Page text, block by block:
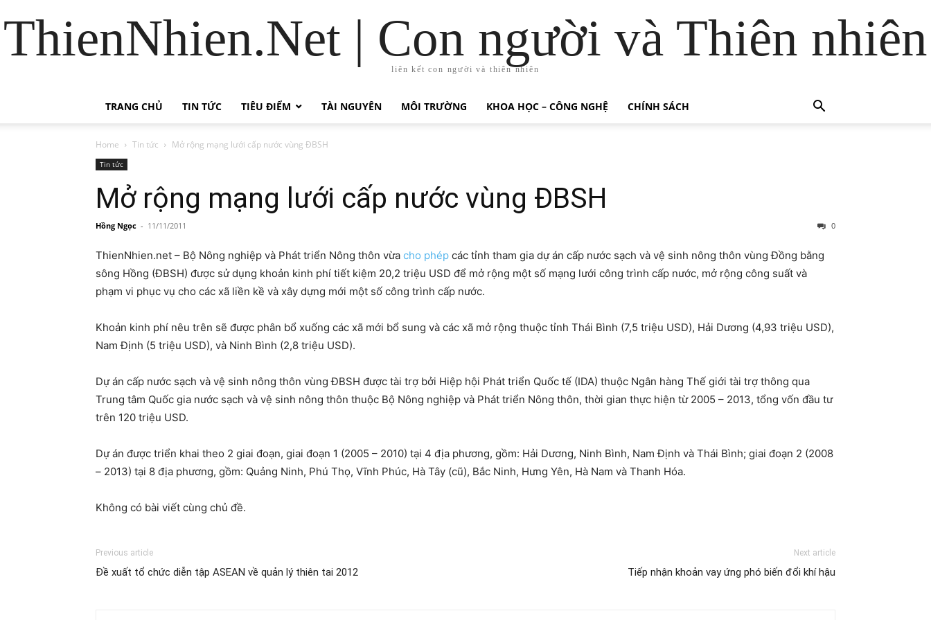
ThienNhien.Net | Con người và Thiên nhiên
liên kết con người và thiên nhiên
TRANG CHỦ TIN TỨC TIÊU ĐIỂM TÀI NGUYÊN MÔI TRƯỜNG KHOA HỌC – CÔNG NGHỆ CHÍNH SÁCH
Home Tin tức Mở rộng mạng lưới cấp nước vùng ĐBSH
Tin tức
Mở rộng mạng lưới cấp nước vùng ĐBSH
Hồng Ngọc - 11/11/2011 0
ThienNhien.net – Bộ Nông nghiệp và Phát triển Nông thôn vừa cho phép các tỉnh tham gia dự án cấp nước sạch và vệ sinh nông thôn vùng Đồng bằng
sông Hồng (ĐBSH) được sử dụng khoản kinh phí tiết kiệm 20,2 triệu USD để mở rộng một số mạng lưới công trình cấp nước, mở rộng công suất và
phạm vi phục vụ cho các xã liền kề và xây dựng mới một số công trình cấp nước.
Khoản kinh phí nêu trên sẽ được phân bổ xuống các xã mới bổ sung và các xã mở rộng thuộc tỉnh Thái Bình (7,5 triệu USD), Hải Dương (4,93 triệu USD),
Nam Định (5 triệu USD), và Ninh Bình (2,8 triệu USD).
Dự án cấp nước sạch và vệ sinh nông thôn vùng ĐBSH được tài trợ bởi Hiệp hội Phát triển Quốc tế (IDA) thuộc Ngân hàng Thế giới tài trợ thông qua
Trung tâm Quốc gia nước sạch và vệ sinh nông thôn thuộc Bộ Nông nghiệp và Phát triển Nông thôn, thời gian thực hiện từ 2005 – 2013, tổng vốn đầu tư
trên 120 triệu USD.
Dự án được triển khai theo 2 giai đoạn, giai đoạn 1 (2005 – 2010) tại 4 địa phương, gồm: Hải Dương, Ninh Bình, Nam Định và Thái Bình; giai đoạn 2 (2008
– 2013) tại 8 địa phương, gồm: Quảng Ninh, Phú Thọ, Vĩnh Phúc, Hà Tây (cũ), Bắc Ninh, Hưng Yên, Hà Nam và Thanh Hóa.
Không có bài viết cùng chủ đề.
Previous article
Đề xuất tổ chức diễn tập ASEAN về quản lý thiên tai 2012
Next article
Tiếp nhận khoản vay ứng phó biến đổi khí hậu